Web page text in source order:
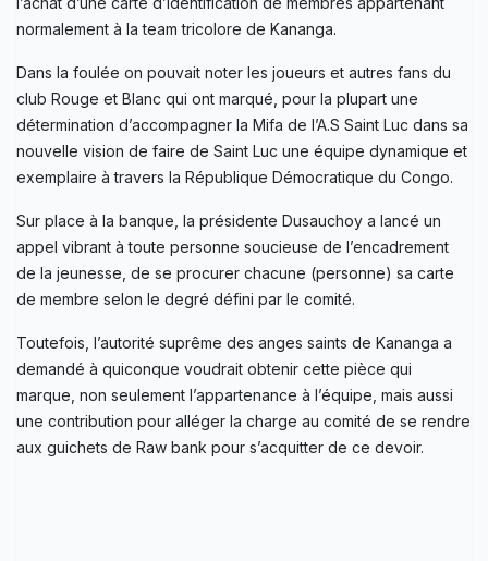
normalement à la team tricolore de Kananga.
Dans la foulée on pouvait noter les joueurs et autres fans du
club Rouge et Blanc qui ont marqué, pour la plupart une
détermination d’accompagner la Mifa de l’A.S Saint Luc dans sa
nouvelle vision de faire de Saint Luc une équipe dynamique et
exemplaire à travers la République Démocratique du Congo.
Sur place à la banque, la présidente Dusauchoy a lancé un
appel vibrant à toute personne soucieuse de l’encadrement
de la jeunesse, de se procurer chacune (personne) sa carte
de membre selon le degré défini par le comité.
Toutefois, l’autorité suprême des anges saints de Kananga a
demandé à quiconque voudrait obtenir cette pièce qui
marque, non seulement l’appartenance à l’équipe, mais aussi
une contribution pour alléger la charge au comité de se rendre
aux guichets de Raw bank pour s’acquitter de ce devoir.